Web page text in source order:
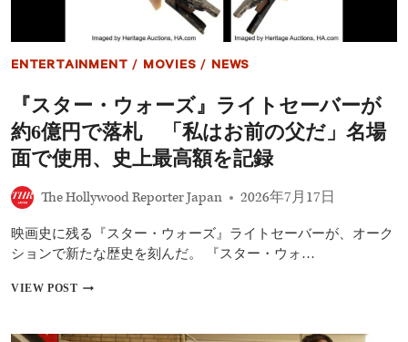
ン
ン
病
を
公
表
き
こ
と
仕
や
ENTERTAINMENT / MOVIES / NEWS
『スター・ウォーズ』ライトセーバーが
約6億円で落札 「私はお前の父だ」名場
面で使用、史上最高額を記録
The Hollywood Reporter Japan 2026年7月17日
映画史に残る『スター・ウォーズ』ライトセーバーが、オーク
ションで新たな歴史を刻んだ。 『スター・ウォ…
VIEW POST『ス
ウ